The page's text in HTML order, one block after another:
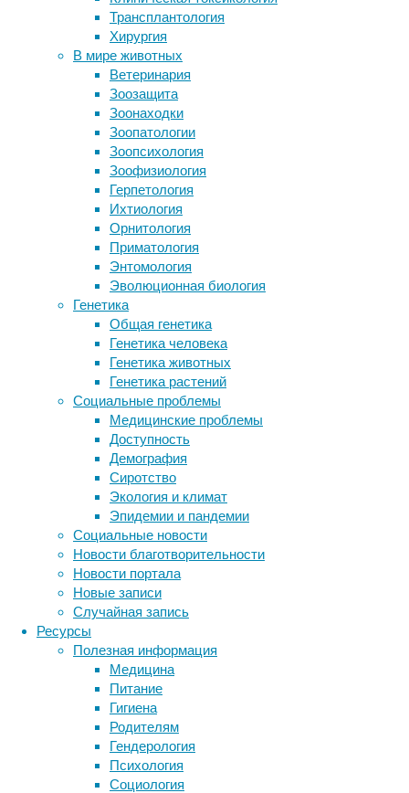
Трансплантология
Хирургия
В мире животных
Ветеринария
Зоозащита
Зоонаходки
Зоопатологии
Зоопсихология
Зоофизиология
Герпетология
Ихтиология
Орнитология
Приматология
Энтомология
Эволюционная биология
Генетика
Общая генетика
Генетика человека
Генетика животных
Генетика растений
Социальные проблемы
Медицинские проблемы
Доступность
Демография
Сиротство
Экология и климат
Эпидемии и пандемии
Социальные новости
Новости благотворительности
Новости портала
Новые записи
Случайная запись
Ресурсы
Полезная информация
Медицина
Питание
Гигиена
Родителям
Гендерология
Психология
Социология
29/08/2025
биология,
биотехнология
генная
инженерия,
герпетология
Животные-
альбиносы
полным
или
почти
полным
отсутствием
пигмента
меланина
редко
встречаются
природе.
Традиционно
это
связывают
повышенной
уязвимостью
таких
особей
перед
хищниками
—
без
маскировочной
окраски
вероятность
стать
чьим-
то
обедом
возрастает.
женщин
У пожилых людей глаза расходятся
с мозгом
Большинство случаев заражения
омикрон-штаммом в США пришлось
на вакцинированных
Ископаемые хромосомы
Марихуану и проблемы с памятью
связал подростковый мозг
Следите за новостями